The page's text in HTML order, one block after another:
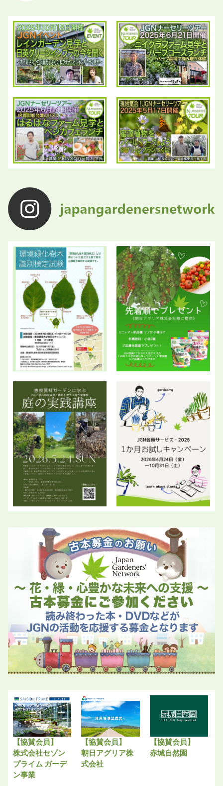
【協賛会員】
株式会社セゾン
プライム ガーデ
ン事業
【協賛会員】
朝日アグリア株
式会社
【協賛会員】
赤城自然園